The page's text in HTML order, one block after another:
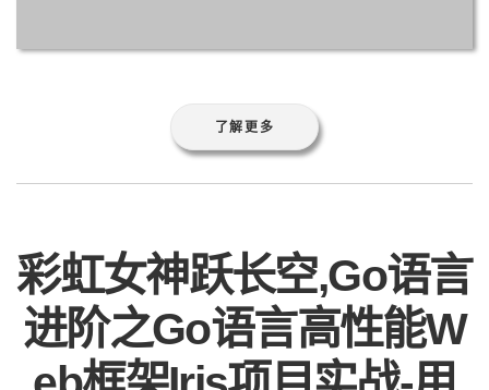
了解更多
彩虹女神跃长空,Go语言
进阶之Go语言高性能W